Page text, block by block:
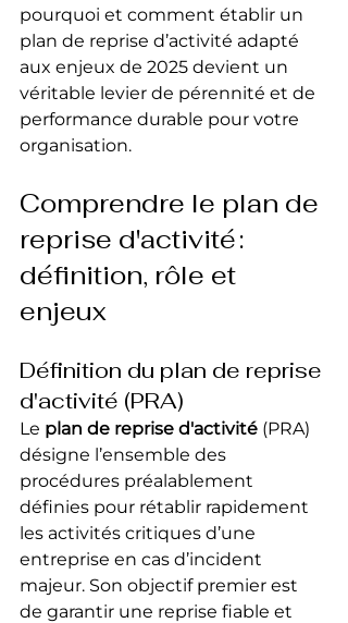
pourquoi et comment établir un
plan de reprise d’activité adapté
aux enjeux de 2025 devient un
véritable levier de pérennité et de
performance durable pour votre
organisation.
Comprendre le plan de
reprise d'activité :
définition, rôle et
enjeux
Définition du plan de reprise
d'activité (PRA)
Le plan de reprise d'activité (PRA)
désigne l’ensemble des
procédures préalablement
définies pour rétablir rapidement
les activités critiques d’une
entreprise en cas d’incident
majeur. Son objectif premier est
de garantir une reprise fiable et